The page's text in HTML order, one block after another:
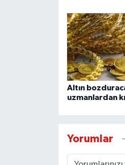
Altın
uzmanlardan
Yorumlar